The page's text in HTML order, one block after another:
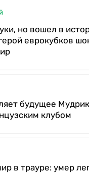
но вошел в
еврокубков
будущее
клубом
в трауре: умер